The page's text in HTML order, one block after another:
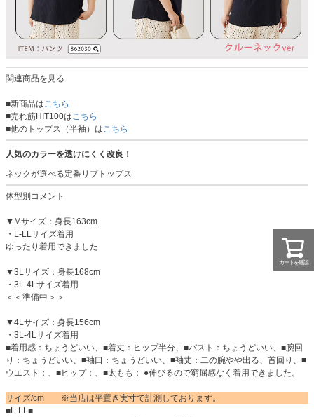
関連商品を見る
■新商品は こちら
■売れ筋HIT100は こちら
■他のトップス（半袖）は こちら
人気のカラーを透けにくく改良！
ネックが選べる定番リブトップス
体型別コメント
▼Mサイズ：身長163cm
・L-LLサイズ着用
ゆったり着用できました
▼3Lサイズ：身長168cm
・3L-4Lサイズ着用
＜＜準備中＞＞
▼4Lサイズ：身長156cm
・3L-4Lサイズ着用
■着用感：ちょうどいい、■着丈：ヒップ半分、■バスト：ちょうどいい、■腕回
り：ちょうどいい、■袖口：ちょうどいい、■袖丈：二の腕やや出る、首回り、■
ウエスト：、■ヒップ：、■太もも： ●伸びるので窮屈感なく着用できました。
サイズ/cm ※当店は平置き実寸で計測しております。
■L-LL■
カートを確認